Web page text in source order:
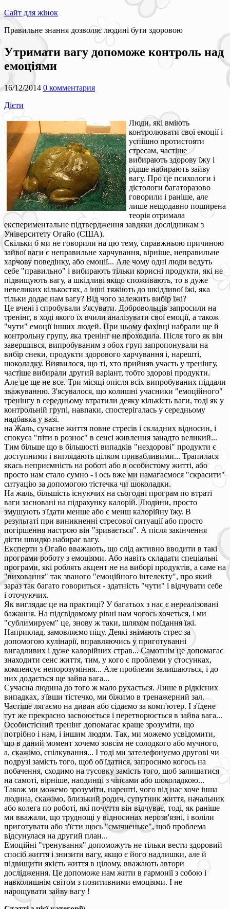
Сайт для жінок
Правильне знання дозволяє людині бути здоровою
Утримати вагу допоможе контроль над
емоціями
16/12/2014 0 комментария
Дієти
Люди, які вміють
контролювати свої емоції і
успішно протистояти
стресам, частіше
вибирають здорову їжу і
рідше набирають зайву
вагу. Про це психологи і
дієтологи багаторазово
говорили і раніше, але
лише нещодавно поширена
теорія отримала
експериментальне підтвердження завдяки дослідникам з
Університету Огайо (США).
Скільки б ми не говорили на цю тему, справжньою причиною
зайвої ваги є неправильне харчування, вірніше, неправильне
харчову поведінку, або емоції... Але чому одні люди ведуть
себе "правильно" і вибирають тільки корисні продукти, які не
підвищують вагу, а шкідливі якщо споживають, то в дуже
невеликих кількостях, а інші тяжіють до шкідливої їжі, яка
тільки додає нам вагу? Від чого залежить вибір їжі?
Це вчені і спробували з'ясувати. Добровольців запросили на
тренінг, в ході якого їх вчили аналізувати свої емоції, а також
"чути" емоції інших людей. При цьому фахівці набрали ще й
контрольну групу, яка тренінг не проходила. Після того як він
завершився, випробуваним з обох груп запропонували на
вибір снеки, продукти здорового харчування і, нарешті,
шоколадку. Виявилося, що ті, хто прийняв участь у тренінгу,
частіше вибирали другий варіант, тобто здорові продукти.
Але це ще не все. Три місяці опісля всіх випробуваних піддали
зважуванню. З'ясувалося, що колишні учасники "емоційного"
тренінгу в середньому втратили деяку кількість ваги, тоді як у
контрольній групі, навпаки, спостерігалась у середньому
надбавка у вазі.
на Жаль, сучасне життя повне стресів і складних відносин, і
спокуса "піти в рознос" в сенсі живлення занадто великий...
Тим більше що в більшості випадків "нездорові" продукти є
доступними і виглядають цілком привабливими... Трапилася
якась неприємність на роботі або в особистому житті, або
просто нам стало сумно - і ось вже ми намагаємося "скрасити"
ситуацію за допомогою тістечка чи шоколадки.
На жаль, більшість існуючих на сьогодні програм по втраті
ваги засновані на підрахунку калорій. Людини, просто
змушують з'їдати менше або є менш калорійну їжу. В
результаті при виникненні стресової ситуації або просто
погіршення настрою він "зривається". А після закінчення
дієти швидко набирає вагу.
Експерти з Огайо вважають, що слід активно вводити в такі
програми роботу з емоціями. Або навіть складати спеціальні
програми, які роблять акцент не на виборі продуктів, а саме на
"виховання" так званого "емоційного інтелекту", про який
зараз так багато говориться - здатність "чути" і відчувати себе
і оточуючих.
Як виглядає це на практиці? У багатьох з нас є нереалізовані
бажання. На підсвідомому рівні нам чогось хочеться, і ми
"сублимируем" це, знову ж таки, шляхом поїдання їжі.
Наприклад, замовляємо піцу. Деякі знімають стрес за
допомогою кулінарії, вправляючись у приготуванні
вигадливих і дуже калорійних страв... Самотнім це допомагає
знаходити сенс життя, тим, у кого є проблеми у стосунках,
компенсує непорозуміння... Але проблеми залишаються, і до
них додається ще зайва вага...
Сучасна людина до того ж мало рухається. Лише в рідкісних
випадках, з'ївши тістечко, ми біжимо в тренажерний зал.
Частіше лягаємо на диван або сідаємо за комп'ютер. І з'їдене
тут же прекрасно засвоюється і перетворюється в зайва вага...
Особистісний тренінг допомагає краще зрозуміти, що
потрібно і нам, і іншим людям. Так, ми можемо усвідомити,
що в даний момент хочемо зовсім не солодкого або мучного,
а, скажімо, спілкування... І тоді ми зателефонуємо другові чи
подрузі замість того, щоб об'їдатися, запросимо когось на
побачення, сходимо на тусовку замість того, щоб залишатися
на самоті, вірніше, наодинці з чіпсами або шоколадкою...
Також ми можемо зрозуміти, нарешті, чого від нас хоче інша
людина, скажімо, близький родич, супутник життя, начальник
або колега по роботі, які почуття він відчуває, тоді, як раніше
ми вважали, що труднощі у відносинах нерозв'язні, і воліли
приготувати або з'їсти щось "смачненьке", щоб проблема
відсунулася на другий план...
Емоційні "тренування" допоможуть не тільки вести здоровий
спосіб життя і знизити вагу, якщо є його надлишки, але й
підвищити якість життя в цілому, вважають автори
дослідження. Це допоможе нам жити в гармонії з собою і
навколишнім світом з позитивними емоціями. І не
нарощувати зайву вагу !